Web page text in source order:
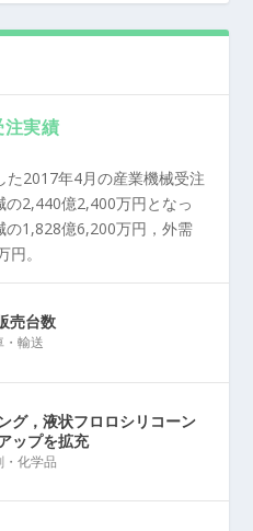
実績
た2017年4月の産業機械受注
2,440億2,400万円となっ
の1,828億6,200万円，外需
。
売台数
・輸送
グ，液状フロロシリコーン
ップを拡充
・化学品